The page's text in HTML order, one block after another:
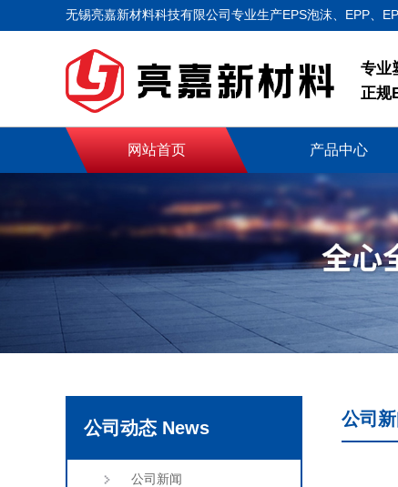
无锡亮嘉新材料科技有限公司专业生产EPS泡沫、EPP、
专业
正规
网站首页 产品中心
公司动态 News
公司新闻
公司